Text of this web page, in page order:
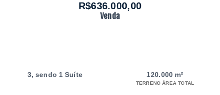
R$636.000,00
Venda
3, sendo 1 Suíte 120.000 m²
TERRENO ÁREA TOTAL